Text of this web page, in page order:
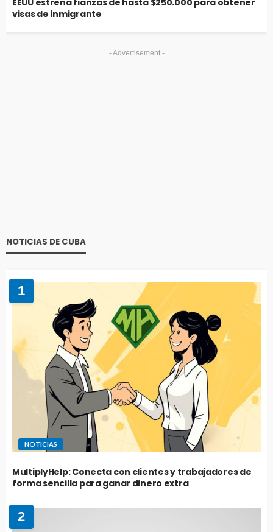
EEUU estrena fianzas de hasta $250.000 para obtener
visas de inmigrante
- Advertisement -
NOTICIAS DE CUBA
1
NOTICIAS
MultiplyHelp: Conecta con clientes y trabajadores de
forma sencilla para ganar dinero extra
2